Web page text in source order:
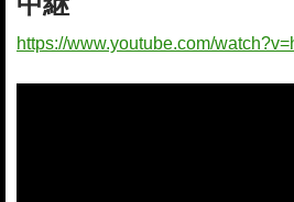
https://www.youtube.com/